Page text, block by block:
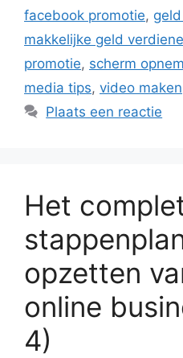
facebook promotie,
makkelijke geld
promotie, scherm
media tips, video maken
Plaats een reactie
Het
opzetten
online
4)